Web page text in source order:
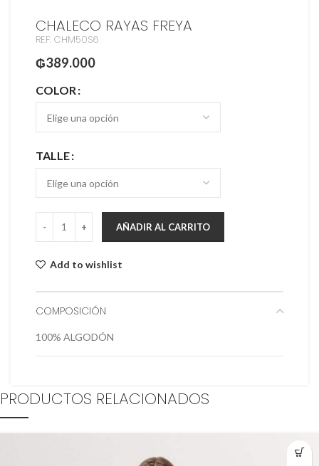
CHALECO RAYAS FREYA
REF: CHM50S6
₲389.000
COLOR
TALLE
AÑADIR AL CARRITO
Add to wishlist
COMPOSICIÓN
100% ALGODÓN
PRODUCTOS RELACIONADOS